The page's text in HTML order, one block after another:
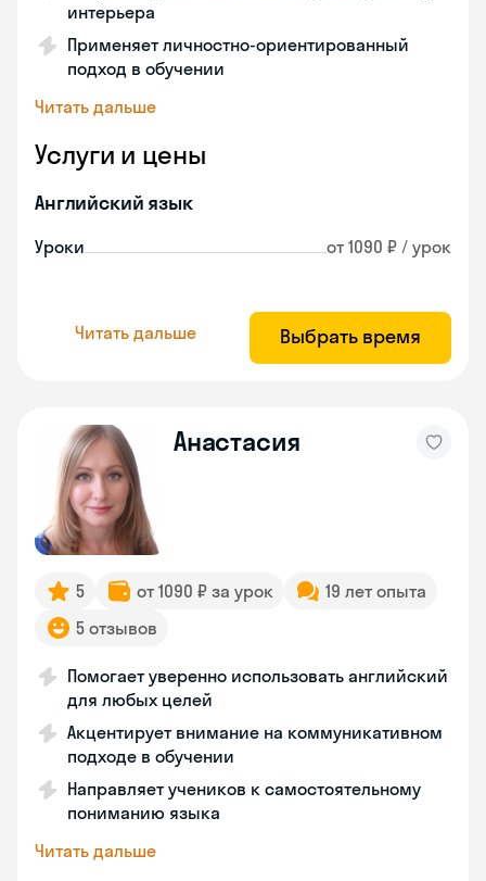
интерьера
Применяет личностно-ориентированный
подход в обучении
Читать дальше
Услуги и цены
Английский язык
Уроки от 1090 ₽ / урок
Читать дальше Выбрать время
Анастасия
5 от 1090 ₽ за урок
19 лет опыта
5 отзывов
Помогает уверенно использовать английский
для любых целей
Акцентирует внимание на коммуникативном
подходе в обучении
Направляет учеников к самостоятельному
пониманию языка
Читать дальше